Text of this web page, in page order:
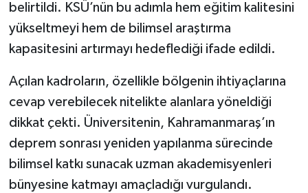
belirtildi. KSÜ’nün bu adımla hem eğitim kalitesini
yükseltmeyi hem de bilimsel araştırma
kapasitesini artırmayı hedeflediği ifade edildi.
Açılan kadroların, özellikle bölgenin ihtiyaçlarına
cevap verebilecek nitelikte alanlara yöneldiği
dikkat çekti. Üniversitenin, Kahramanmaraş’ın
deprem sonrası yeniden yapılanma sürecinde
bilimsel katkı sunacak uzman akademisyenleri
bünyesine katmayı amaçladığı vurgulandı.